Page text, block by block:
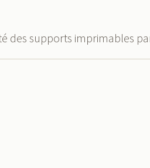
des supports imprimables